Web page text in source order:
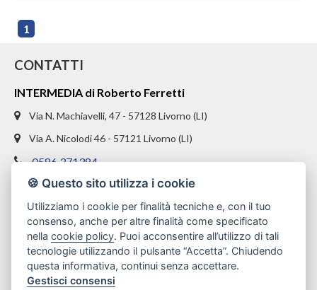
1
CONTATTI
INTERMEDIA di Roberto Ferretti
Via N. Machiavelli, 47 - 57128 Livorno (LI)
Via A. Nicolodi 46 - 57121 Livorno (LI)
0586 371384
328 1654969
info@intermediaimmobiliare.com
🍪 Questo sito utilizza i cookie
Utilizziamo i cookie per finalità tecniche e, con il tuo
consenso, anche per altre finalità come specificato
nellacookie policy. Puoi acconsentire all’utilizzo di tali
tecnologie utilizzando il pulsante “Accetta”. Chiudendo
questa informativa, continui senza accettare.
Gestisci consensi